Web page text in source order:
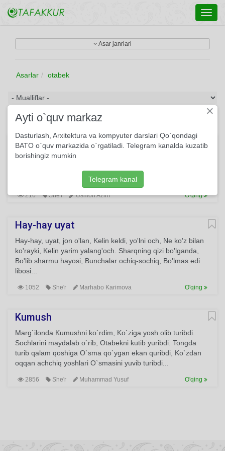
Asar janrlari
Asarlar otabek
Abdulla Qodiriy
Bo‘g‘zimga bahaybat qayg‘u tiqildi, Ko‘zimga yiqildi qop-qora
216 She'r Usmon Azim O'qing
Hay-hay uyat
Hay-hay, uyat, jon o'lan, Kelin keldi, yo'lni och, Ne ko'z bilan
ko'rayki, Kelin yarim yalang'och. Sharqning qizi bo'lganda,
Bo'lib sharmu hayosi, Bunchalar ochiq-sochiq, Bo'lmas edi
libosi...
1052 She'r Marhabo Karimova O'qing
Kumush
Marg`ilonda Kumushni ko`rdim, Ko`ziga yosh olib turibdi.
Sochlarini maydalab o`rib, Otabekni kutib yuribdi. Tongda
turib qalam qoshiga O`sma qo`ygan ekan quribdi, Ko`zdan
oqqan achchiq yoshlari O`smasini yuvib turibdi...
2856 She'r Muhammad Yusuf O'qing
×
Ayti o`quv markaz
Dasturlash, Arxitektura va kompyuter darslari Qo`qondagi
BATO o`quv markazida o`rgatiladi. Telegram kanalda kuzatib
borishingiz mumkin
Telegram kanal